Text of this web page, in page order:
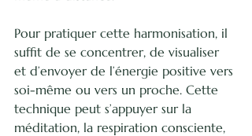
Pour pratiquer cette harmonisation, il
suffit de se concentrer, de visualiser
et d’envoyer de l’énergie positive vers
soi-même ou vers un proche. Cette
technique peut s’appuyer sur la
méditation, la respiration consciente,